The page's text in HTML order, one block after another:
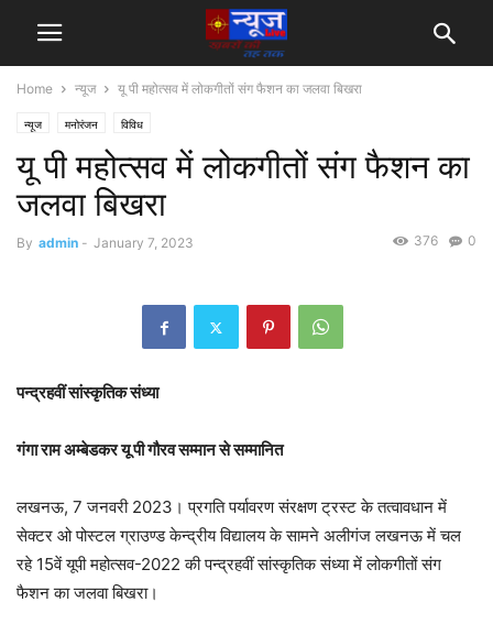
Home न्यूज यू पी महोत्सव में लोकगीतों संग फैशन का जलवा बिखरा
न्यूज मनोरंजन विविध
यू पी महोत्सव में लोकगीतों संग फैशन का
जलवा बिखरा
By admin - January 7, 2023 0
376
पन्द्रहवीं सांस्कृतिक संध्या
गंगा राम अम्बेडकर यू पी गौरव सम्मान से सम्मानित
लखनऊ, 7 जनवरी 2023। प्रगति पर्यावरण संरक्षण ट्रस्ट के तत्वावधान में
सेक्टर ओ पोस्टल ग्राउण्ड केन्द्रीय विद्यालय के सामने अलीगंज लखनऊ में चल
रहे 15वें यूपी महोत्सव-2022 की पन्द्रहवीं सांस्कृतिक संध्या में लोकगीतों संग
फैशन का जलवा बिखरा।